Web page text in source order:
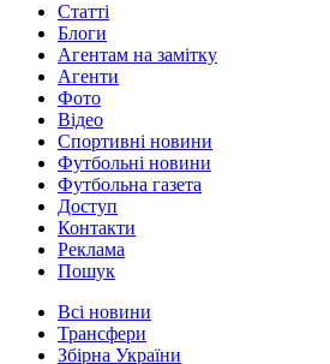
Статті
Блоги
Агентам на замітку
Агенти
Фото
Відео
Спортивні новини
Футбольні новини
Футбольна газета
Доступ
Контакти
Реклама
Пошук
Всі новини
Трансфери
Збірна України